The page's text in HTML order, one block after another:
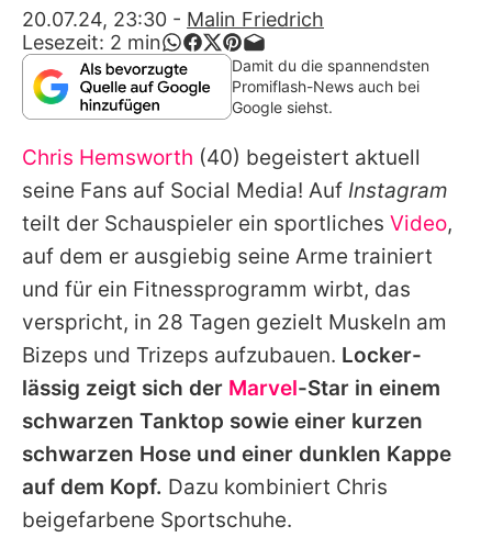
App runterladen
Team
Redaktionelle Richtlinien
Impressum
Datenschutzerklärung
Nutzungsbedingungen
Utiq verwalten
20.07.24, 23:30 - Malin Friedrich
Lesezeit: 2 min
Damit du die spannendsten
Promiflash-News auch bei
Google siehst.
Chris Hemsworth (40) begeistert aktuell
seine Fans auf Social Media! Auf Instagram
teilt der Schauspieler ein sportliches Video,
auf dem er ausgiebig seine Arme trainiert
und für ein Fitnessprogramm wirbt, das
verspricht, in 28 Tagen gezielt Muskeln am
Bizeps und Trizeps aufzubauen. Locker-
lässig zeigt sich der Marvel-Star in einem
schwarzen Tanktop sowie einer kurzen
schwarzen Hose und einer dunklen Kappe
auf dem Kopf. Dazu kombiniert Chris
beigefarbene Sportschuhe.